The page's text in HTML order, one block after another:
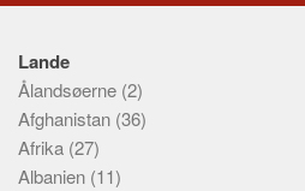
Lande
Ålandsøerne (2)
Afghanistan (36)
Afrika (27)
Albanien (11)